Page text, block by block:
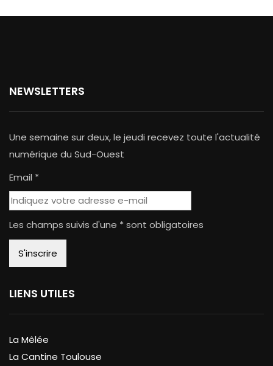
NEWSLETTERS
Une semaine sur deux, le jeudi recevez toute l'actualité
numérique du Sud-Ouest
Email *
Les champs suivis d'une * sont obligatoires
LIENS UTILES
La Mêlée
La Cantine Toulouse